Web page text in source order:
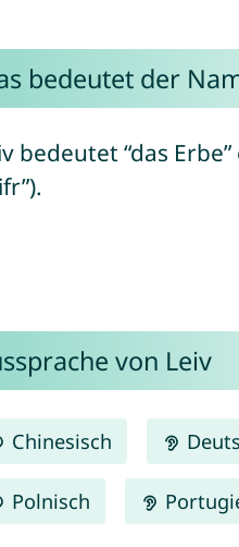
bedeutet der
bedeutet “das
von Leiv
Chinesisch
Polnisch